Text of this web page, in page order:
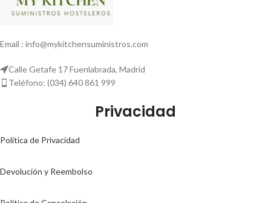
Email : info@mykitchensuministros.com
Calle Getafe 17 Fuenlabrada, Madrid
Teléfono: (034) 640 861 999
Privacidad
Politica de Privacidad
Devolución y Reembolso